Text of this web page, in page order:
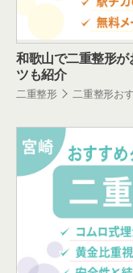
和歌山で二重整形が
ツも紹介
二重整形 二重整形お